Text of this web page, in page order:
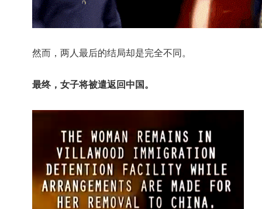
然而，两人最后的结局却是完全不同。
最终，女子将被遣返回中国。